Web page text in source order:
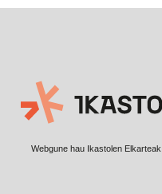
Webgune hau Ikastolen